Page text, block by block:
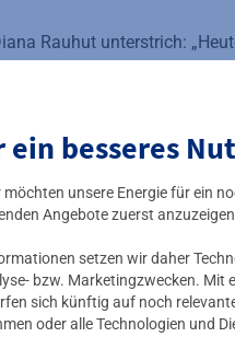
besseres
unsere Energie für ein
Angebote zuerst
setzen wir daher
bzw. Marketingzwecken.
sich künftig auf noch
oder alle Technologien und
Rauhut unterstrich:
und ehemaliger
wie viel sich gemeinsam
auf die so wichtigen Effekte